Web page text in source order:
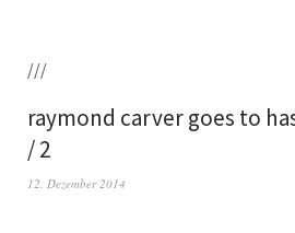
///
raymond carver goes to
/ 2
12. Dezember 2014